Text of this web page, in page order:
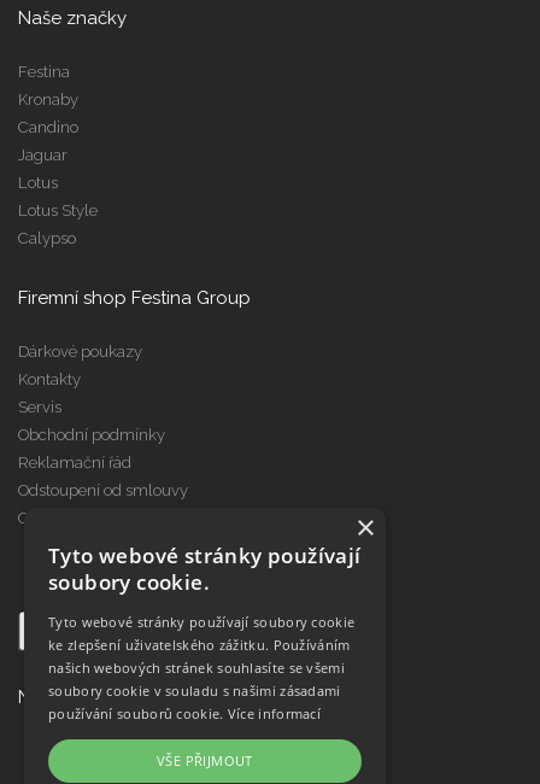
Naše značky
Festina
Kronaby
Candino
Jaguar
Lotus
Lotus Style
Calypso
Firemní shop Festina Group
Dárkové poukazy
Kontakty
Servis
Obchodní podmínky
Reklamační řád
Odstoupení od smlouvy
Cookies
Najdete nás na
×
Tyto webové stránky používají
soubory cookie.
Tyto webové stránky používají soubory cookie
ke zlepšení uživatelského zážitku. Používáním
našich webových stránek souhlasíte se všemi
soubory cookie v souladu s našimi zásadami
používání souborů cookie. Více informací
VŠE PŘIJMOUT